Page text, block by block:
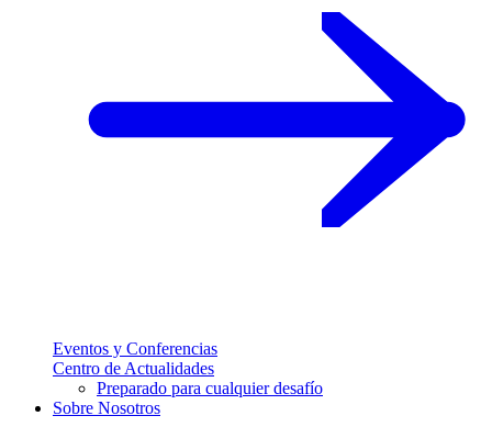
Eventos y Conferencias
Centro de Actualidades
Preparado para cualquier desafío
Sobre Nosotros